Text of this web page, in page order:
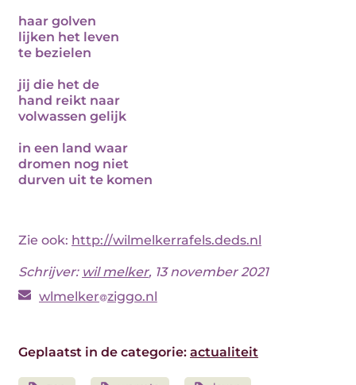
haar golven
lijken het leven
te bezielen
jij die het de
hand reikt naar
volwassen gelijk
in een land waar
dromen nog niet
durven uit te komen
Zie ook: http://wilmelkerrafels.deds.nl
Schrijver: wil melker, 13 november 2021
wlmelker ziggo.nl
Geplaatst in de categorie: actualiteit